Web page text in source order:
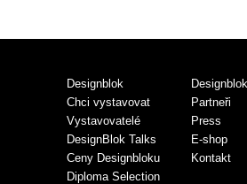
Designblok
Chci vystavovat
Vystavovatelé
DesignBlok Talks
Ceny Designbloku
Diploma Selection
Partneři
Press
E-shop
Kontakt